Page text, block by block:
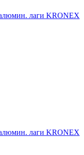
лаги KRONEX
лаги KRONEX